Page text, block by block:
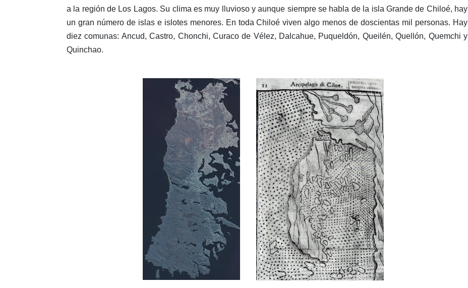
a la región de Los Lagos. Su clima es muy lluvioso y aunque siempre se habla de la isla Grande de Chiloé, hay
un gran número de islas e islotes menores. En toda Chiloé viven algo menos de doscientas mil personas. Hay
diez comunas: Ancud, Castro, Chonchi, Curaco de Vélez, Dalcahue, Puqueldón, Queilén, Quellón, Quemchi y
Quinchao.